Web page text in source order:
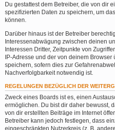
Du gestattest dem Betreiber, die von dir
spezifizierten Daten zu speichern, um
können.
Darüber hinaus ist der Betreiber
Interessenabwägung zwischen deinen
Interessen Dritter, Zeitpunkte von
IP-Adresse und der von deinem
speichern, sofern dies zur
Nachverfolgbarkeit notwendig ist.
REGELUNGEN BEZÜGLICH DER
Zweck eines Boards ist es, einen
ermöglichen. Du bist dir daher bewusst,
von dir erstellten Beiträge im Internet
Betreiber kann jedoch festlegen, dass
eingeschränkten Nutzerkreis (z. B.